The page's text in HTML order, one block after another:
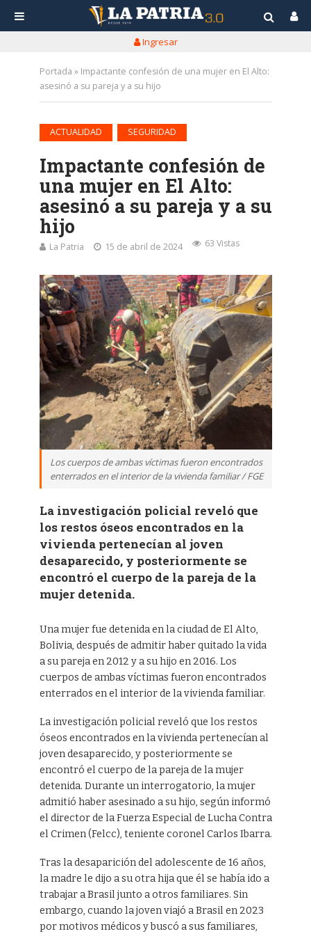
Ingresar
Portada » Impactante confesión de una mujer en El Alto:
asesinó a su pareja y a su hijo
ACTUALIDAD SEGURIDAD
Impactante confesión de
una mujer en El Alto:
asesinó a su pareja y a su
hijo
La Patria 15 de abril de 2024 63 Vistas
Los cuerpos de ambas víctimas fueron encontrados
enterrados en el interior de la vivienda familiar / FGE
La investigación policial reveló que
los restos óseos encontrados en la
vivienda pertenecían al joven
desaparecido, y posteriormente se
encontró el cuerpo de la pareja de la
mujer detenida.
Una mujer fue detenida en la ciudad de El Alto,
Bolivia, después de admitir haber quitado la vida
a su pareja en 2012 y a su hijo en 2016. Los
cuerpos de ambas víctimas fueron encontrados
enterrados en el interior de la vivienda familiar.
La investigación policial reveló que los restos
óseos encontrados en la vivienda pertenecían al
joven desaparecido, y posteriormente se
encontró el cuerpo de la pareja de la mujer
detenida. Durante un interrogatorio, la mujer
admitió haber asesinado a su hijo, según informó
el director de la Fuerza Especial de Lucha Contra
el Crimen (Felcc), teniente coronel Carlos Ibarra.
Tras la desaparición del adolescente de 16 años,
la madre le dijo a su otra hija que él se había ido a
trabajar a Brasil junto a otros familiares. Sin
embargo, cuando la joven viajó a Brasil en 2023
por motivos médicos y buscó a sus familiares,